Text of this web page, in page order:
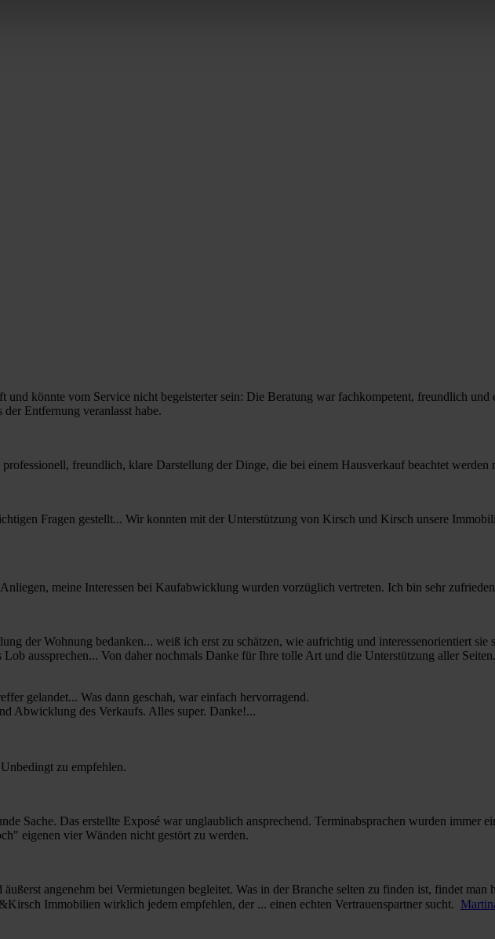
könnte vom Service nicht begeisterter sein: Die Beratung war fachkompetent, freundlich und
Entfernung veranlasst habe.
freundlich, klare Darstellung der Dinge, die bei einem Hausverkauf beachtet werden
Fragen gestellt... Wir konnten mit der Unterstützung von Kirsch und Kirsch unsere
meine Interessen bei Kaufabwicklung wurden vorzüglich vertreten. Ich bin sehr
der Wohnung bedanken... weiß ich erst zu schätzen, wie aufrichtig und interessenorientiert
aussprechen... Von daher nochmals Danke für Ihre tolle Art und die Unterstützung aller Seiten.
gelandet... Was dann geschah, war einfach hervorragend.
Abwicklung des Verkaufs. Alles super. Danke!...
zu empfehlen.
Sache. Das erstellte Exposé war unglaublich ansprechend. Terminabsprachen wurden immer
eigenen vier Wänden nicht gestört zu werden.
angenehm bei Vermietungen begleitet. Was in der Branche selten zu finden ist, findet man
Immobilien wirklich jedem empfehlen, der ... einen echten Vertrauenspartner sucht.